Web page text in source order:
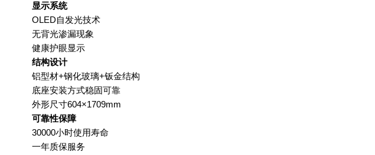
显示系统
OLED自发光技术
无背光渗漏现象
健康护眼显示
结构设计
铝型材+钢化玻璃+钣金结构
底座安装方式稳固可靠
外形尺寸604×1709mm
可靠性保障
30000小时使用寿命
一年质保服务